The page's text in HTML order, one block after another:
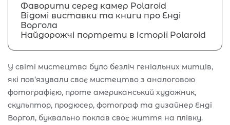
Фаворити серед камер Polaroid
Відомі виставки та книги про Енді
Воргола
Найдорожчі портрети в історії Polaroid
У світі мистецтва було безліч геніальних митців,
які пов’язували своє мистецтво з аналоговою
фотографією, проте американський художник,
скульптор, продюсер, фотограф та дизайнер Енді
Воргол, буквально поклав своє життя на плівку.